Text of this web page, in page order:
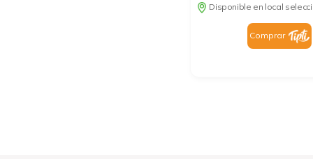
Disponible en local
Comprar